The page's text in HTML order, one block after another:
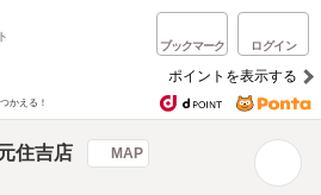
ブックマーク ログイン
ポイントを表示する
かえる！
住吉店 MAP